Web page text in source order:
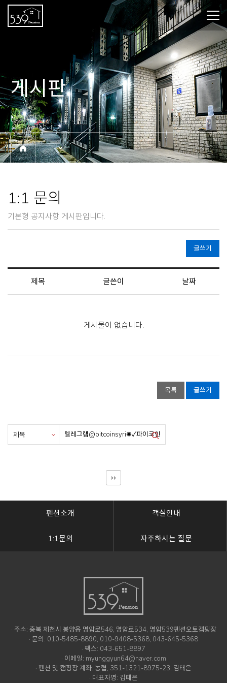
게시판
BOARD
1:1 문의
기본형 공지사항 게시판입니다.
글쓰기
제목 글쓴이 날짜
게시물이 없습니다.
목록 글쓰기
펜션소개 객실안내
1:1문의 자주하시는 질문
· 주소: 충북 제천시 봉양읍 명암로546, 명암로534, 명암539펜션오토캠핑장
· 문의: 010-5485-8890, 010-9408-5368, 043-645-5368
· 팩스: 043-651-8897
· 이메일: myunggyun64@naver.com
· 펜션 및 캠핑장 계좌: 농협, 351-1321-8975-23, 김태은
· 대표자명: 김태은